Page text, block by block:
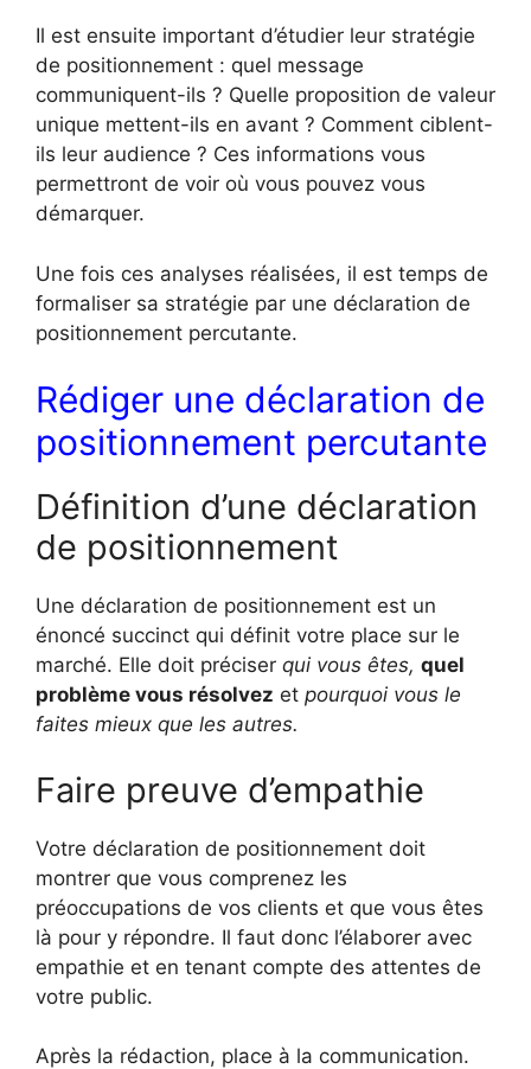
Il est ensuite important d’étudier leur stratégie
de positionnement : quel message
communiquent-ils ? Quelle proposition de valeur
unique mettent-ils en avant ? Comment ciblent-
ils leur audience ? Ces informations vous
permettront de voir où vous pouvez vous
démarquer.
Une fois ces analyses réalisées, il est temps de
formaliser sa stratégie par une déclaration de
positionnement percutante.
Rédiger une déclaration de
positionnement percutante
Définition d’une déclaration
de positionnement
Une déclaration de positionnement est un
énoncé succinct qui définit votre place sur le
marché. Elle doit préciser qui vous êtes, quel
problème vous résolvez et pourquoi vous le
faites mieux que les autres.
Faire preuve d’empathie
Votre déclaration de positionnement doit
montrer que vous comprenez les
préoccupations de vos clients et que vous êtes
là pour y répondre. Il faut donc l’élaborer avec
empathie et en tenant compte des attentes de
votre public.
Après la rédaction, place à la communication.